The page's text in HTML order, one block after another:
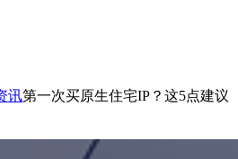
讯第一次买原生住宅IP？这5点建议